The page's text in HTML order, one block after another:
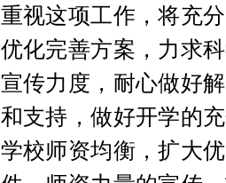
重视这项工作，将充
优化完善方案，力求
宣传力度，耐心做好
和支持，做好开学的
学校师资均衡，扩大